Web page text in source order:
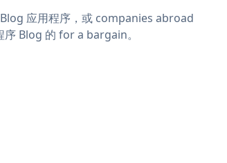
应用程序，或 companies abroad
Blog 的 for a bargain。